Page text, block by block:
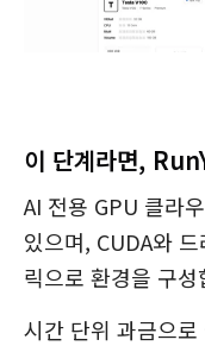
이 단계라면,
AI 전용 GPU 클라
있으며, CUDA와
릭으로 환경을 구성
시간 단위 과금으